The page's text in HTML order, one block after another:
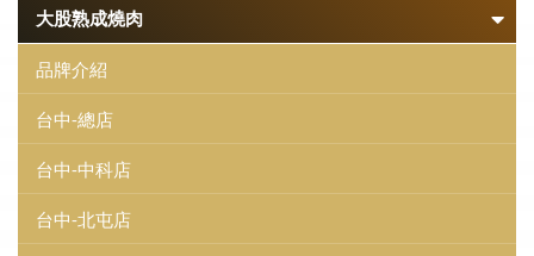
大股熟成燒肉
品牌介紹
台中-總店
台中-中科店
台中-北屯店